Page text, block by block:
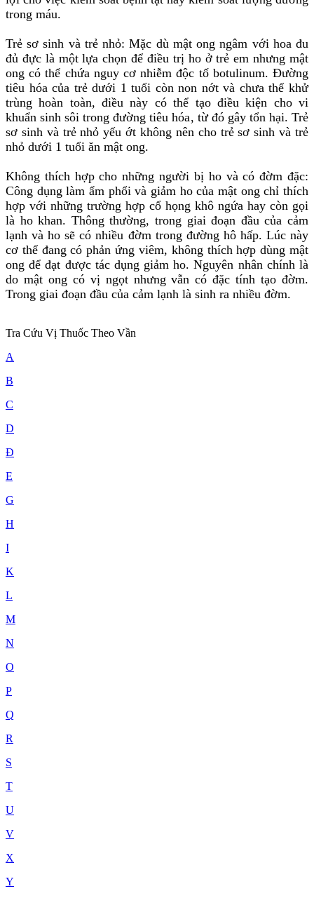
trong máu.
Trẻ sơ sinh và trẻ nhỏ: Mặc dù mật ong ngâm với hoa đu
đủ đực là một lựa chọn để điều trị ho ở trẻ em nhưng mật
ong có thể chứa nguy cơ nhiễm độc tố botulinum. Đường
tiêu hóa của trẻ dưới 1 tuổi còn non nớt và chưa thể khử
trùng hoàn toàn, điều này có thể tạo điều kiện cho vi
khuẩn sinh sôi trong đường tiêu hóa, từ đó gây tổn hại. Trẻ
sơ sinh và trẻ nhỏ yếu ớt không nên cho trẻ sơ sinh và trẻ
nhỏ dưới 1 tuổi ăn mật ong.
Không thích hợp cho những người bị ho và có đờm đặc:
Công dụng làm ẩm phổi và giảm ho của mật ong chỉ thích
hợp với những trường hợp cổ họng khô ngứa hay còn gọi
là ho khan. Thông thường, trong giai đoạn đầu của cảm
lạnh và ho sẽ có nhiều đờm trong đường hô hấp. Lúc này
cơ thể đang có phản ứng viêm, không thích hợp dùng mật
ong để đạt được tác dụng giảm ho. Nguyên nhân chính là
do mật ong có vị ngọt nhưng vẫn có đặc tính tạo đờm.
Trong giai đoạn đầu của cảm lạnh là sinh ra nhiều đờm.
Tra Cứu Vị Thuốc Theo Vần
A
B
C
D
Đ
E
G
H
I
K
L
M
N
O
P
Q
R
S
T
U
V
X
Y